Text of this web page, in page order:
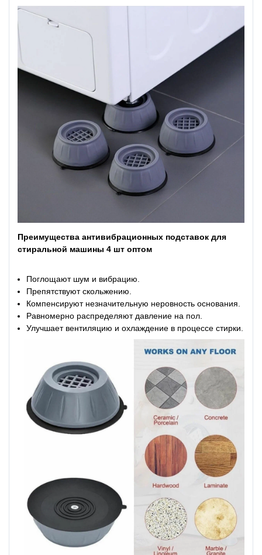
Преимущества антивибрационных подставок для
стиральной машины 4 шт оптом
Поглощают шум и вибрацию.
Препятствуют скольжению.
Компенсируют незначительную неровность основания.
Равномерно распределяют давление на пол.
Улучшает вентиляцию и охлаждение в процессе стирки.